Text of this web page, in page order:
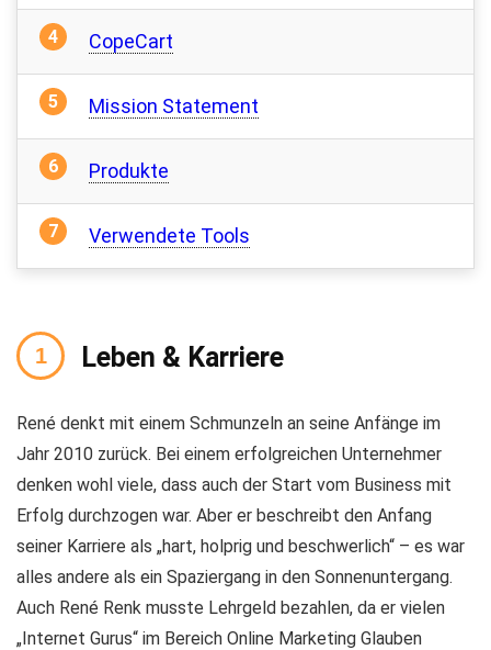
CopeCart
Mission Statement
Produkte
Verwendete Tools
Leben & Karriere
René denkt mit einem Schmunzeln an seine Anfänge im
Jahr 2010 zurück. Bei einem erfolgreichen Unternehmer
denken wohl viele, dass auch der Start vom Business mit
Erfolg durchzogen war. Aber er beschreibt den Anfang
seiner Karriere als „hart, holprig und beschwerlich“ – es war
alles andere als ein Spaziergang in den Sonnenuntergang.
Auch René Renk musste Lehrgeld bezahlen, da er vielen
„Internet Gurus“ im Bereich Online Marketing Glauben